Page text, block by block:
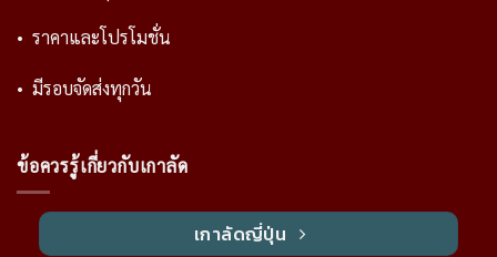
• ราคาและโปรโมชั่น
• มีรอบจัดส่งทุกวัน
ข้อควรรู้เกี่ยวกับเกาลัด
เกาลัดญี่ปุ่น